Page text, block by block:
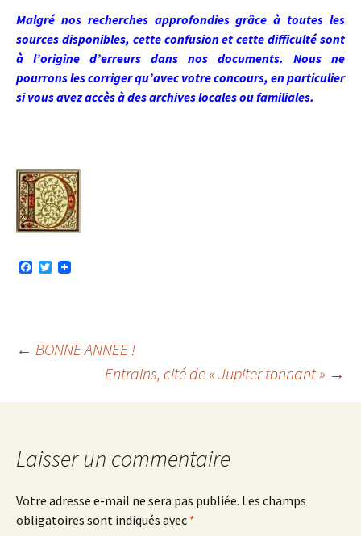
Malgré nos recherches approfondies grâce à toutes les
sources disponibles, cette confusion et cette difficulté sont
à l’origine d’erreurs dans nos documents. Nous ne
pourrons les corriger qu’avec votre concours, en particulier
si vous avez accès à des archives locales ou familiales.
o
k
T
r
Navigation
des
articles
← BONNE ANNEE !
Entrains, cité de « Jupiter tonnant » →
Laisser un commentaire
Votre adresse e-mail ne sera pas publiée. Les champs
obligatoires sont indiqués avec *